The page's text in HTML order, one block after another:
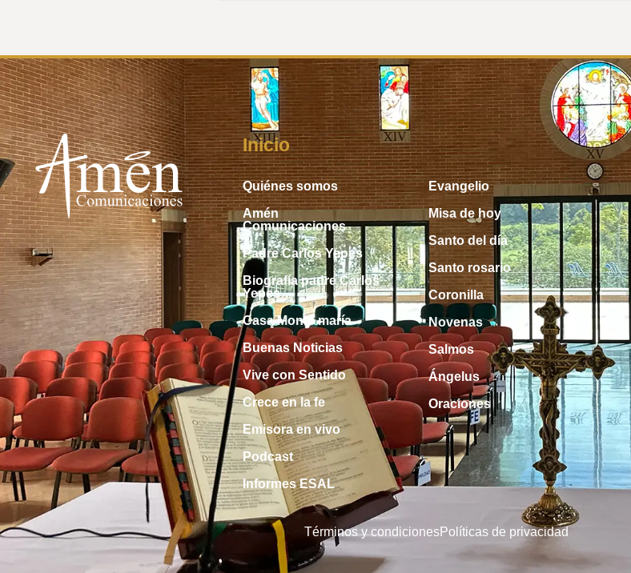
Inicio
Quiénes somos
Amén
Comunicaciones
Padre Carlos Yepes
Biografía padre Carlos
Yepes
Casa Monte maría
Buenas Noticias
Vive con Sentido
Crece en la fe
Emisora en vivo
Podcast
Informes ESAL
Inicio
Evangelio
Misa de hoy
Santo del día
Santo rosario
Coronilla
Novenas
Salmos
Ángelus
Oraciones
Términos y condicionesPolíticas de privacidad